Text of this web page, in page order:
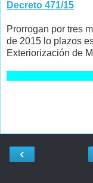
Decreto 471/15
Prorrogan por tres
de 2015 lo plazos
Exteriorización de
‹